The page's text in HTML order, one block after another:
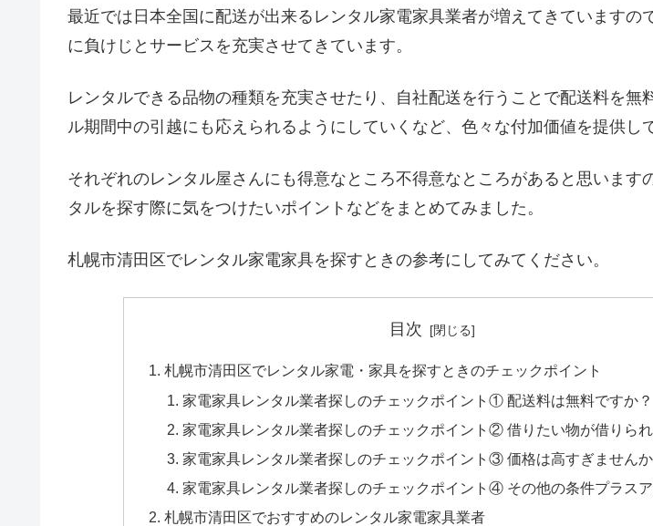
最近では日本全国に配送が出来るレンタル家電家具業者が増えてきていますの
に負けじとサービスを充実させてきています。
レンタルできる品物の種類を充実させたり、自社配送を行うことで配送料を無
ル期間中の引越にも応えられるようにしていくなど、色々な付加価値を提供し
それぞれのレンタル屋さんにも得意なところ不得意なところがあると思います
タルを探す際に気をつけたいポイントなどをまとめてみました。
札幌市清田区でレンタル家電家具を探すときの参考にしてみてください。
目次
札幌市清田区でレンタル家電・家具を探すときのチェックポイント
家電家具レンタル業者探しのチェックポイント① 配送料は無料ですか？
家電家具レンタル業者探しのチェックポイント② 借りたい物が借りられ
家電家具レンタル業者探しのチェックポイント③ 価格は高すぎませんか
家電家具レンタル業者探しのチェックポイント④ その他の条件プラス
札幌市清田区でおすすめのレンタル家電家具業者